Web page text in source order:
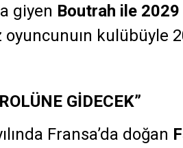
giyen Boutrah ile 2029
oyuncunuın kulübüyle
GİDECEK”
Fransa’da doğan